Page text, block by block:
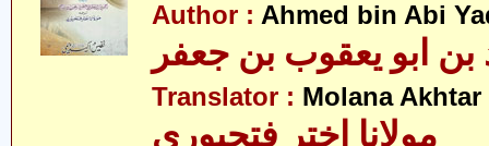
Author : Ahmed bin Abi
Translator : Molana
مولانا اختر فتحپوری